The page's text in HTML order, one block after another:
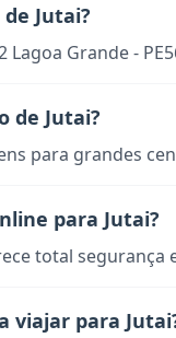
Jutai?
Grande -
de Jutai?
para grandes
para Jutai?
total segurança
viajar para